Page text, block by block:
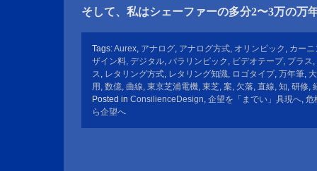
そして、私はシェーファーの多分2〜3万の万
Tags:Aurex, アナログ, アナログ方式, オリンピック , カーニ
ザイン料, デジタル, パラリンピック , ビデオテープ, プラス,
ス, レタリング方式, レタリング知識, ロゴタイプ, 万年筆,
用 , 数億, 曲線, 東京芝浦電機, 東芝, 案, 欠落, 直線, 知, 研修,
Posted in ConsilienceDesign, 企望を「までい」具現へ, 危
ら企望へ